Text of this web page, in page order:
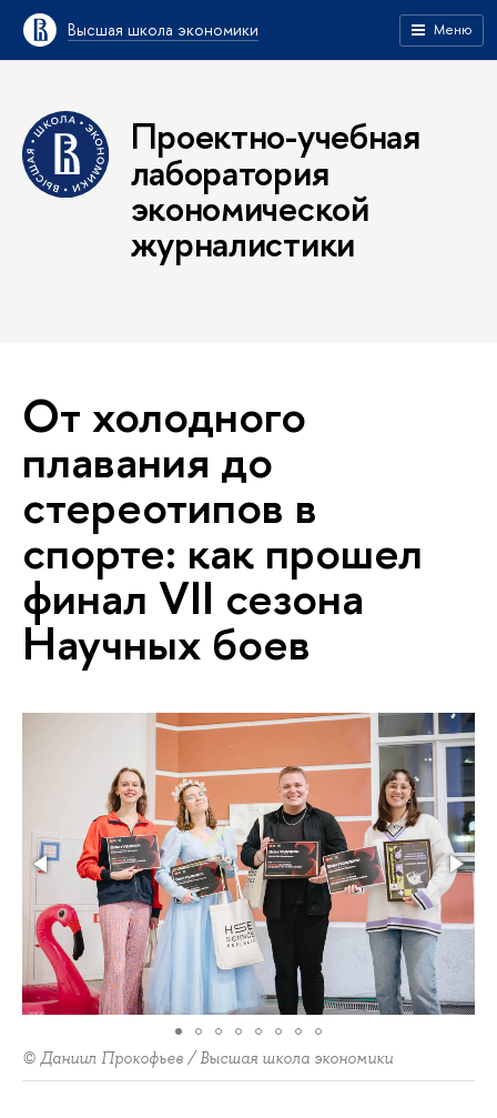
Высшая школа экономики Меню
Проектно-учебная
лаборатория
экономической
журналистики
От холодного
плавания до
стереотипов в
спорте: как прошел
финал VII сезона
Научных боев
© Даниил Прокофьев / Высшая школа экономики